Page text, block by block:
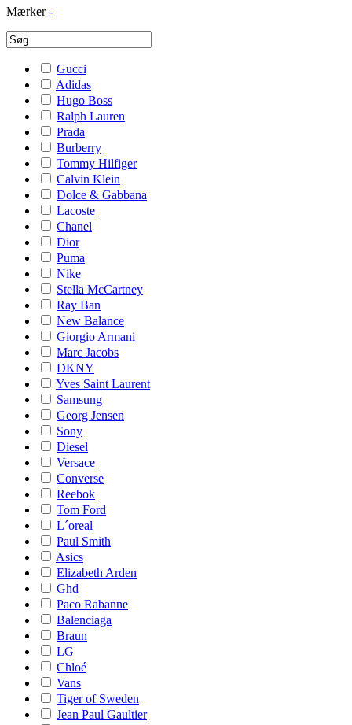
Mærker -
Gucci
Adidas
Hugo Boss
Ralph Lauren
Prada
Burberry
Tommy Hilfiger
Calvin Klein
Dolce & Gabbana
Lacoste
Chanel
Dior
Puma
Nike
Stella McCartney
Ray Ban
New Balance
Giorgio Armani
Marc Jacobs
DKNY
Yves Saint Laurent
Samsung
Georg Jensen
Sony
Diesel
Versace
Converse
Reebok
Tom Ford
L´oreal
Paul Smith
Asics
Elizabeth Arden
Ghd
Paco Rabanne
Balenciaga
Braun
LG
Chloé
Vans
Tiger of Sweden
Jean Paul Gaultier